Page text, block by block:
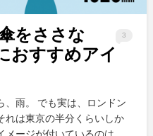
3
をささな
おすすめアイ
、雨。 でも実は、ロンドン
れは東京の半分くらいしか